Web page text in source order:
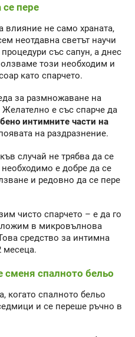
пере
влияние не само храната,
неотдавна светът научи
със сапун, а днес
този необходим и
като спарчето.
за размножаване на
е със спарче да
интимните части на
на раздразнение.
случай не трябва да се
е добре да се
и редовно да се пере
чисто спарчето – е да го
в микровълнова
средство за интимна
месеца.
сменя спалното бельо
когато спалното бельо
и се переше ръчно в